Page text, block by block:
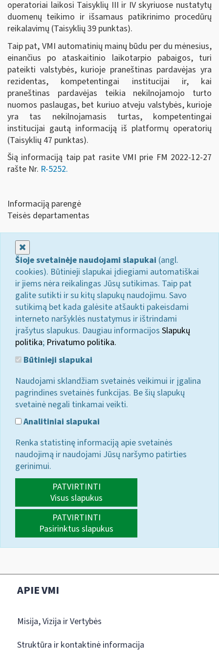
operatoriai laikosi Taisyklių III ir IV skyriuose nustatytų
duomenų teikimo ir išsamaus patikrinimo procedūrų
reikalavimų (Taisyklių 39 punktas).
Taip pat, VMI automatinių mainų būdu per du mėnesius,
einančius po ataskaitinio laikotarpio pabaigos, turi
pateikti valstybės, kurioje praneštinas pardavėjas yra
rezidentas, kompetentingai institucijai ir, kai
praneštinas pardavėjas teikia nekilnojamojo turto
nuomos paslaugas, bet kuriuo atveju valstybės, kurioje
yra tas nekilnojamasis turtas, kompetentingai
institucijai gautą informaciją iš platformų operatorių
(Taisyklių 47 punktas).
Šią informaciją taip pat rasite VMI prie FM 2022-12-27
rašte Nr. R-5252.
Informaciją parengė
Teisės departamentas
Šioje svetainėje naudojami slapukai (angl.
cookies). Būtinieji slapukai įdiegiami automatiškai
ir jiems nėra reikalingas Jūsų sutikimas. Taip pat
galite sutikti ir su kitų slapukų naudojimu. Savo
sutikimą bet kada galėsite atšaukti pakeisdami
interneto naršyklės nustatymus ir ištrindami
įrašytus slapukus. Daugiau informacijos Slapukų
politika; Privatumo politika.
Būtinieji slapukai
Naudojami sklandžiam svetainės veikimui ir įgalina
pagrindines svetainės funkcijas. Be šių slapukų
svetainė negali tinkamai veikti.
Analitiniai slapukai
Renka statistinę informaciją apie svetainės
naudojimą ir naudojami Jūsų naršymo patirties
gerinimui.
PATVIRTINTI
Visus slapukus
PATVIRTINTI
Pasirinktus slapukus
APIE VMI
Misija, Vizija ir Vertybės
Struktūra ir kontaktinė informacija